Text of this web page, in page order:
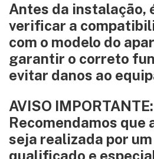
Antes da instalação,
verificar a
com o modelo do
garantir o correto
evitar danos ao
AVISO IMPORTANTE:
Recomendamos que
seja realizada por
qualificado e